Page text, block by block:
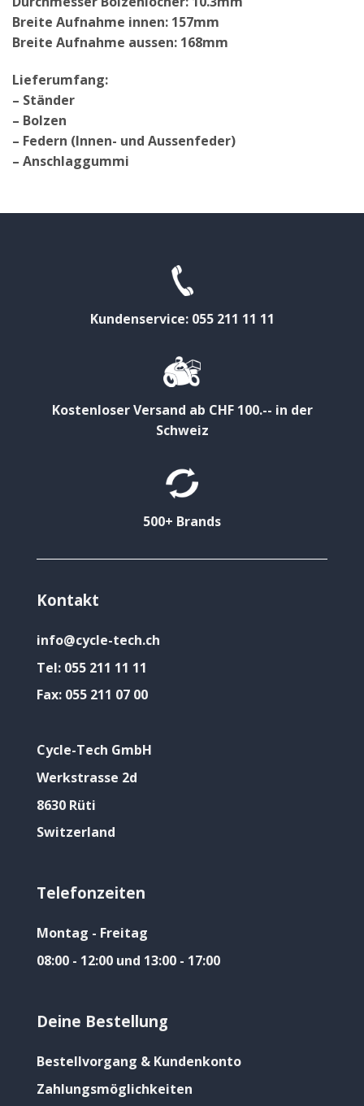
Breite Aufnahme innen: 157mm
Breite Aufnahme aussen: 168mm
Lieferumfang:
– Ständer
– Bolzen
– Federn (Innen- und Aussenfeder)
– Anschlaggummi
Kundenservice: 055 211 11 11
Kostenloser Versand ab CHF 100.-- in der
Schweiz
500+ Brands
Kontakt
info@cycle-tech.ch
Tel: 055 211 11 11
Fax: 055 211 07 00
Cycle-Tech GmbH
Werkstrasse 2d
8630 Rüti
Switzerland
Telefonzeiten
Montag - Freitag
08:00 - 12:00 und 13:00 - 17:00
Deine Bestellung
Bestellvorgang & Kundenkonto
Zahlungsmöglichkeiten